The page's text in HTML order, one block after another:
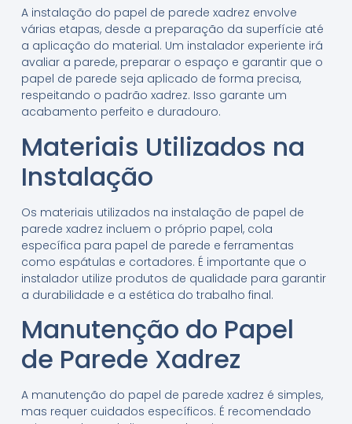
A instalação do papel de parede xadrez envolve
várias etapas, desde a preparação da superfície até
a aplicação do material. Um instalador experiente irá
avaliar a parede, preparar o espaço e garantir que o
papel de parede seja aplicado de forma precisa,
respeitando o padrão xadrez. Isso garante um
acabamento perfeito e duradouro.
Materiais Utilizados na
Instalação
Os materiais utilizados na instalação de papel de
parede xadrez incluem o próprio papel, cola
específica para papel de parede e ferramentas
como espátulas e cortadores. É importante que o
instalador utilize produtos de qualidade para garantir
a durabilidade e a estética do trabalho final.
Manutenção do Papel
de Parede Xadrez
A manutenção do papel de parede xadrez é simples,
mas requer cuidados específicos. É recomendado